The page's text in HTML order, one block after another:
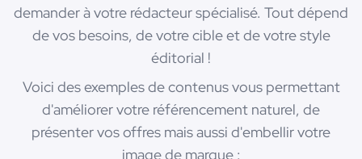
demander à votre rédacteur spécialisé. Tout dépend
de vos besoins, de votre cible et de votre style
éditorial !
Voici des exemples de contenus vous permettant
d'améliorer votre référencement naturel, de
présenter vos offres mais aussi d'embellir votre
image de marque :